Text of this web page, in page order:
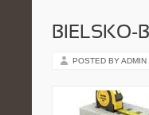
BIELSKO-
POSTED BY ADMIN